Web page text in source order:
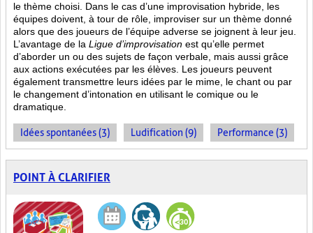
le thème choisi. Dans le cas d’une improvisation hybride, les
équipes doivent, à tour de rôle, improviser sur un thème donné
alors que des joueurs de l’équipe adverse se joignent à leur jeu.
L’avantage de la Ligue d’improvisation est qu’elle permet
d’aborder un ou des sujets de façon verbale, mais aussi grâce
aux actions exécutées par les élèves. Les joueurs peuvent
également transmettre leurs idées par le mime, le chant ou par
le changement d’intonation en utilisant le comique ou le
dramatique.
Idées spontanées (3) Ludification (9) Performance (3)
POINT À CLARIFIER